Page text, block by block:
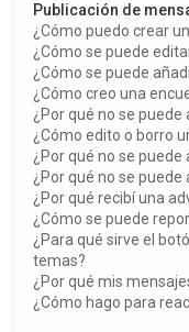
Publicación de
¿Cómo puedo crear
¿Cómo se puede
¿Cómo se puede
¿Cómo creo una
¿Por qué no se
¿Cómo edito o borro
¿Por qué no se
¿Por qué no se
¿Por qué recibí una
¿Cómo se puede
¿Para qué sirve el
temas?
¿Por qué mis
¿Cómo hago para